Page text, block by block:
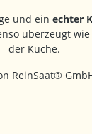
und ein echter
überzeugt
der Küche.
ReinSaat®